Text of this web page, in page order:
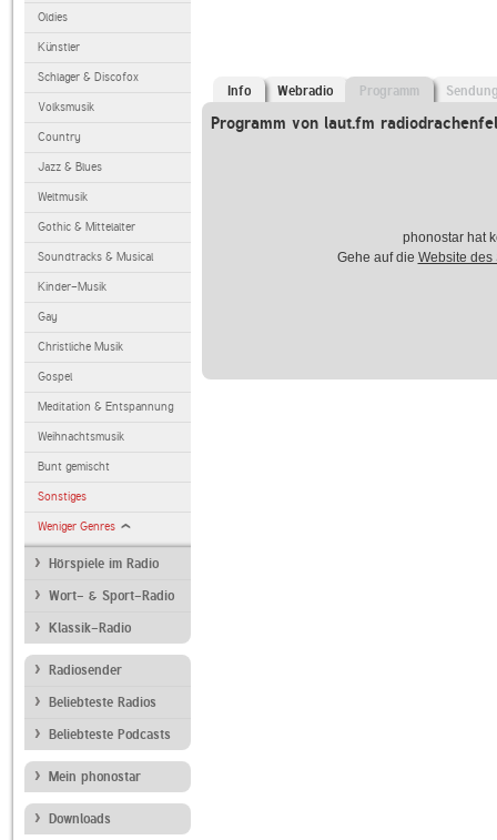
Oldies
Künstler
Schlager & Discofox
Volksmusik
Country
Jazz & Blues
Weltmusik
Gothic & Mittelalter
Soundtracks & Musical
Kinder-Musik
Gay
Christliche Musik
Gospel
Meditation & Entspannung
Weihnachtsmusik
Bunt gemischt
Sonstiges
Weniger Genres
Hörspiele im Radio
Wort- & Sport-Radio
Klassik-Radio
Radiosender
Beliebteste Radios
Beliebteste Podcasts
Mein phonostar
Downloads
Info Webradio Programm
Programm von laut.fm
phonostar hat
Gehe auf die Website des